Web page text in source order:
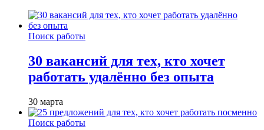
Поиск работы
30 вакансий для тех, кто хочет
работать удалённо без опыта
30 марта
Поиск работы